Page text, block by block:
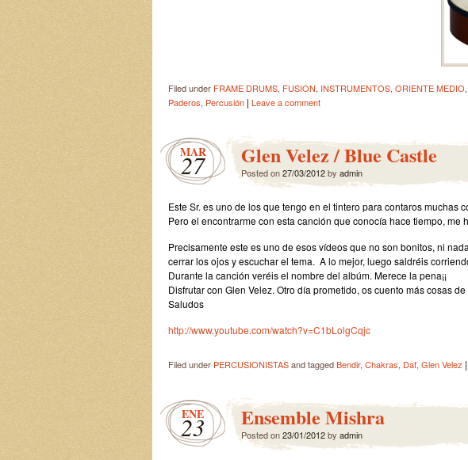
Filed under FRAME DRUMS, FUSION, INSTRUMENTOS, ORIENTE MEDIO,
Paderos, Percusión | Leave a comment
MAR
27 Glen Velez / Blue Castle
Posted on27/03/2012by admin
Este Sr. es uno de los que tengo en el tintero para contaros muchas
Pero el encontrarme con esta canción que conocía hace tiempo,
Precisamente este es uno de esos vídeos que no son bonitos, ni
cerrar los ojos y escuchar el tema. A lo mejor, luego saldréis
Durante la canción veréis el nombre del albúm. Merece la pena¡¡
Disfrutar con Glen Velez. Otro día prometido, os cuento más cosas
Saludos
http://www.youtube.com/watch?v=C1bLolgCqjc
Filed under PERCUSIONISTASand taggedBendir, Chakras, Daf, Glen Velez |
ENE
23 Ensemble Mishra
Posted on23/01/2012by admin